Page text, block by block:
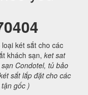
két sắt cho các
khách sạn, ket sat
Condotel, tủ bảo
sắt lắp đặt cho các
gốc )